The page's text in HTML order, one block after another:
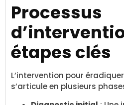
Processus
étapes clés
L’intervention pour
s’articule en plusieurs